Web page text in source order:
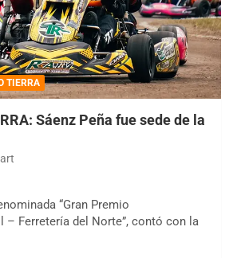
TIERRA
Sáenz Peña fue sede de la
“Gran Premio
– Ferretería del Norte”, contó con la